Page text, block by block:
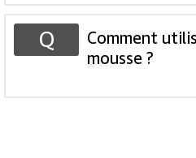
Comment
mousse ?